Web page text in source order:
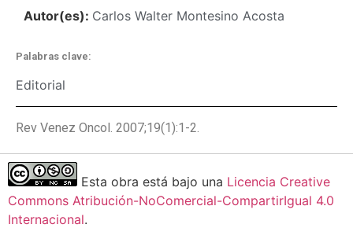
Autor(es): Carlos Walter Montesino Acosta
Palabras clave:
Editorial
Rev Venez Oncol. 2007;19(1):1-2.
Esta obra está bajo una Licencia Creative
Commons Atribución-NoComercial-CompartirIgual 4.0
Internacional.